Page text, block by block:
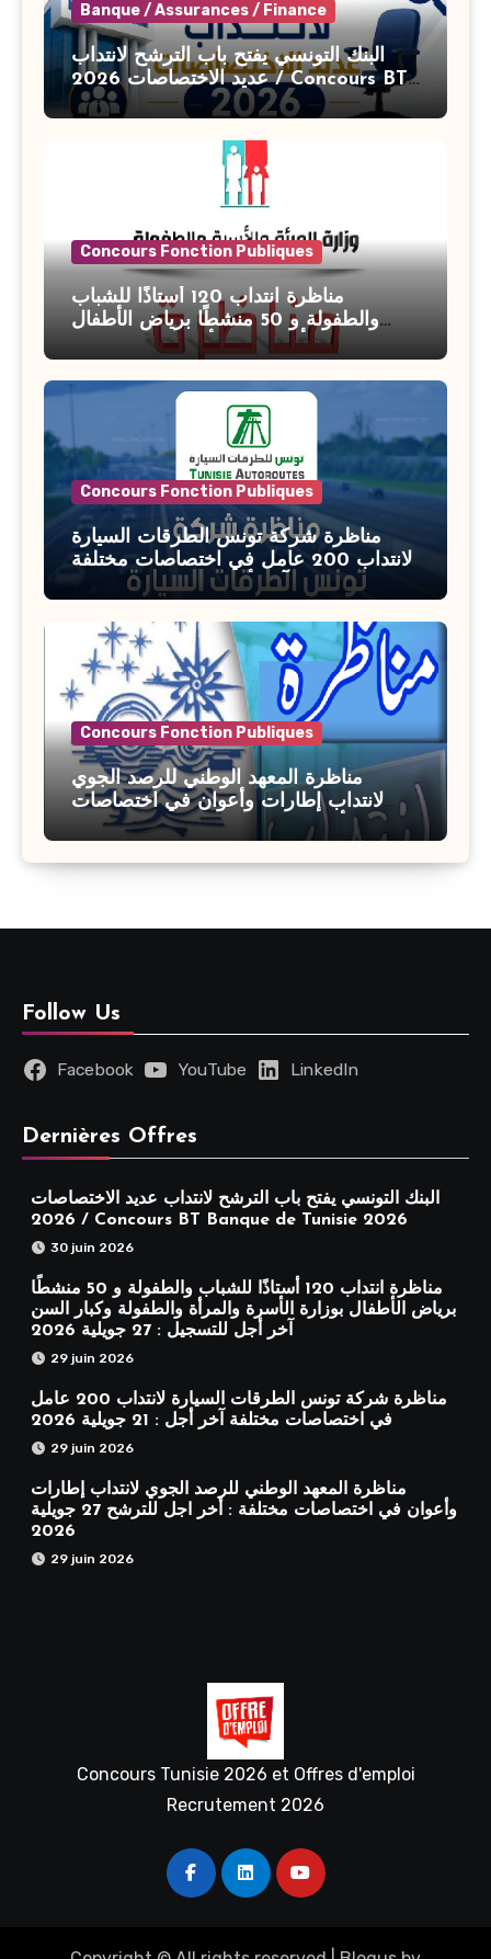
Banque / Assurances / Finance
البنك التونسي يفتح باب الترشح لانتداب
عديد الاختصاصات 2026 / Concours BT
Banque de Tunisie 2026
Concours Fonction Publiques
مناظرة انتداب 120 أستاذًا للشباب
والطفولة و 50 منشطًا برياض الأطفال
بوزارة الأسرة والمرأة والطفولة وكبار
السن آخر أجل للتسجيل : 27 جويلية 2026
Concours Fonction Publiques
مناظرة شركة تونس الطرقات السيارة
لانتداب 200 عامل في اختصاصات مختلفة
آخر أجل : 21 جويلية 2026
Concours Fonction Publiques
مناظرة المعهد الوطني للرصد الجوي
لانتداب إطارات وأعوان في اختصاصات
مختلفة : أخر اجل للترشح 27 جويلية 2026
Follow Us
Facebook YouTube LinkedIn
Dernières Offres
البنك التونسي يفتح باب الترشح لانتداب عديد الاختصاصات
2026 / Concours BT Banque de Tunisie 2026
30 juin 2026
مناظرة انتداب 120 أستاذًا للشباب والطفولة و 50 منشطًا
برياض الأطفال بوزارة الأسرة والمرأة والطفولة وكبار السن
آخر أجل للتسجيل : 27 جويلية 2026
29 juin 2026
مناظرة شركة تونس الطرقات السيارة لانتداب 200 عامل
في اختصاصات مختلفة آخر أجل : 21 جويلية 2026
29 juin 2026
مناظرة المعهد الوطني للرصد الجوي لانتداب إطارات
وأعوان في اختصاصات مختلفة : أخر اجل للترشح 27 جويلية
2026
29 juin 2026
Concours Tunisie 2026 et Offres d'emploi
Recrutement 2026